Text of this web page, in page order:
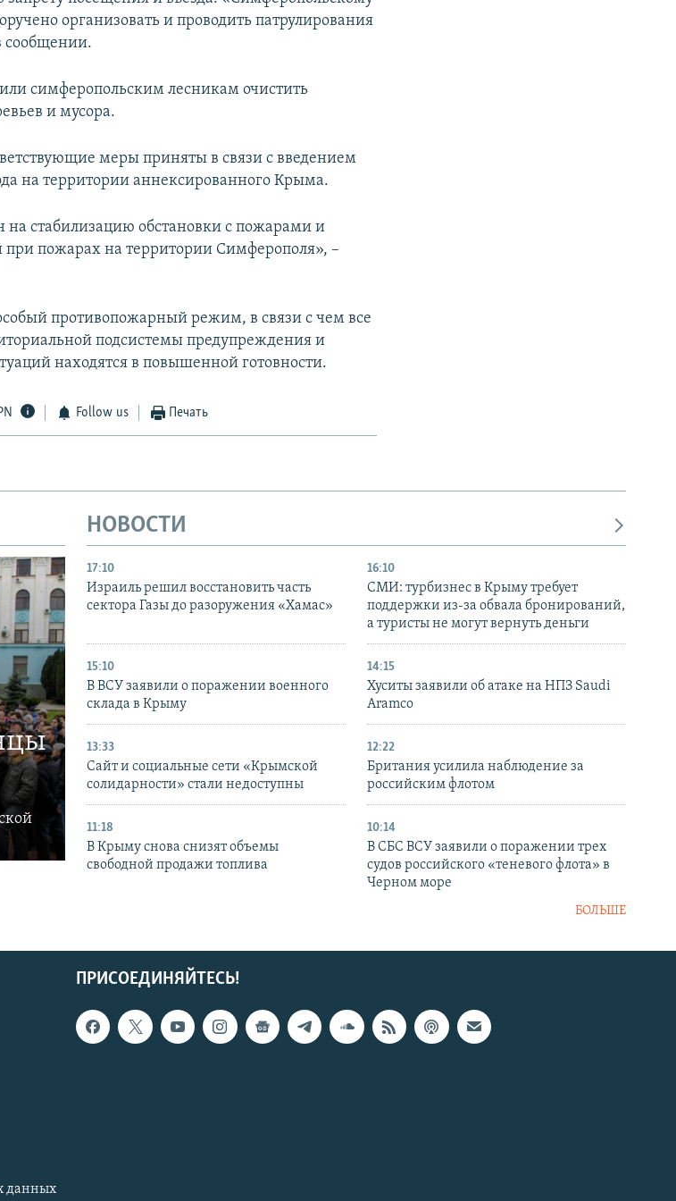
организовать и проводить патрулирования
сообщении.
симферопольским лесникам очистить
и мусора.
меры приняты в связи с введением
на территории аннексированного Крыма.
стабилизацию обстановки с пожарами и
пожарах на территории Симферополя», –
противопожарный режим, в связи с чем все
подсистемы предупреждения и
находятся в повышенной готовности.
Follow us Печать
НОВОСТИ
17:10
Израиль решил восстановить часть
сектора Газы до разоружения «Хамас»
16:10
СМИ: турбизнес в Крыму требует
поддержки из-за обвала бронирований,
а туристы не могут вернуть деньги
15:10
В ВСУ заявили о поражении военного
склада в Крыму
14:15
Хуситы заявили об атаке на НПЗ Saudi
Aramco
13:33
Сайт и социальные сети «Крымской
солидарности» стали недоступны
12:22
Британия усилила наблюдение за
российским флотом
11:18
В Крыму снова снизят объемы
свободной продажи топлива
10:14
В СБС ВСУ заявили о поражении трех
судов российского «теневого флота» в
Черном море
БОЛЬШЕ
ПРИСОЕДИНЯЙТЕСЬ!
данных